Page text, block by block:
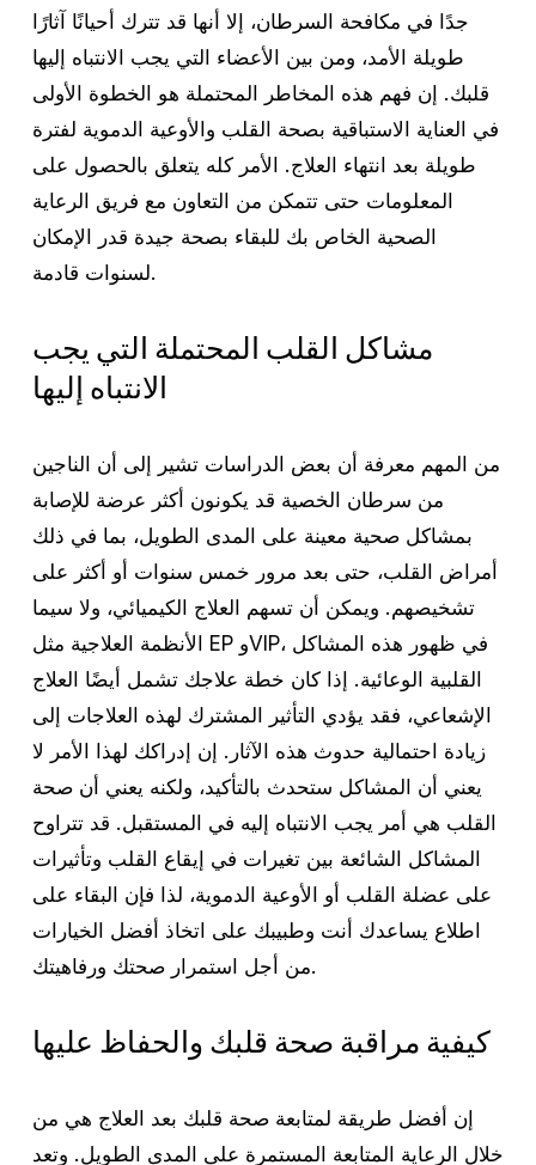
جدًا في مكافحة السرطان، إلا أنها قد تترك أحيانًا آثارًا
طويلة الأمد، ومن بين الأعضاء التي يجب الانتباه إليها
قلبك. إن فهم هذه المخاطر المحتملة هو الخطوة الأولى
في العناية الاستباقية بصحة القلب والأوعية الدموية لفترة
طويلة بعد انتهاء العلاج. الأمر كله يتعلق بالحصول على
المعلومات حتى تتمكن من التعاون مع فريق الرعاية
الصحية الخاص بك للبقاء بصحة جيدة قدر الإمكان
لسنوات قادمة.
مشاكل القلب المحتملة التي يجب
الانتباه إليها
من المهم معرفة أن بعض الدراسات تشير إلى أن الناجين
من سرطان الخصية قد يكونون أكثر عرضة للإصابة
بمشاكل صحية معينة على المدى الطويل، بما في ذلك
أمراض القلب، حتى بعد مرور خمس سنوات أو أكثر على
تشخيصهم. ويمكن أن تسهم العلاج الكيميائي، ولا سيما
الأنظمة العلاجية مثل EP وVIP، في ظهور هذه المشاكل
القلبية الوعائية. إذا كان خطة علاجك تشمل أيضًا العلاج
الإشعاعي، فقد يؤدي التأثير المشترك لهذه العلاجات إلى
زيادة احتمالية حدوث هذه الآثار. إن إدراكك لهذا الأمر لا
يعني أن المشاكل ستحدث بالتأكيد، ولكنه يعني أن صحة
القلب هي أمر يجب الانتباه إليه في المستقبل. قد تتراوح
المشاكل الشائعة بين تغيرات في إيقاع القلب وتأثيرات
على عضلة القلب أو الأوعية الدموية، لذا فإن البقاء على
اطلاع يساعدك أنت وطبيبك على اتخاذ أفضل الخيارات
من أجل استمرار صحتك ورفاهيتك.
كيفية مراقبة صحة قلبك والحفاظ عليها
إن أفضل طريقة لمتابعة صحة قلبك بعد العلاج هي من
خلال الرعاية المتابعة المستمرة على المدى الطويل. وتعد